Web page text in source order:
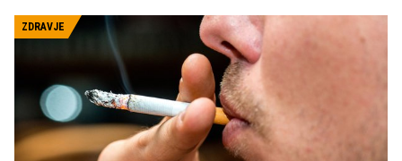
višjo čelno linijo. Za tem pa nastopi trenutek, ko
postane jasno, da se nekaj res spreminja, in takrat se
pogosto začne kaotično iskanje rešitev: šamponi,
olja, vitamini, masaže, serumi, nasveti s forumov in
obljube, ki zvenijo skoraj predobro, da bi bile
resnične.
ZDRAVJE